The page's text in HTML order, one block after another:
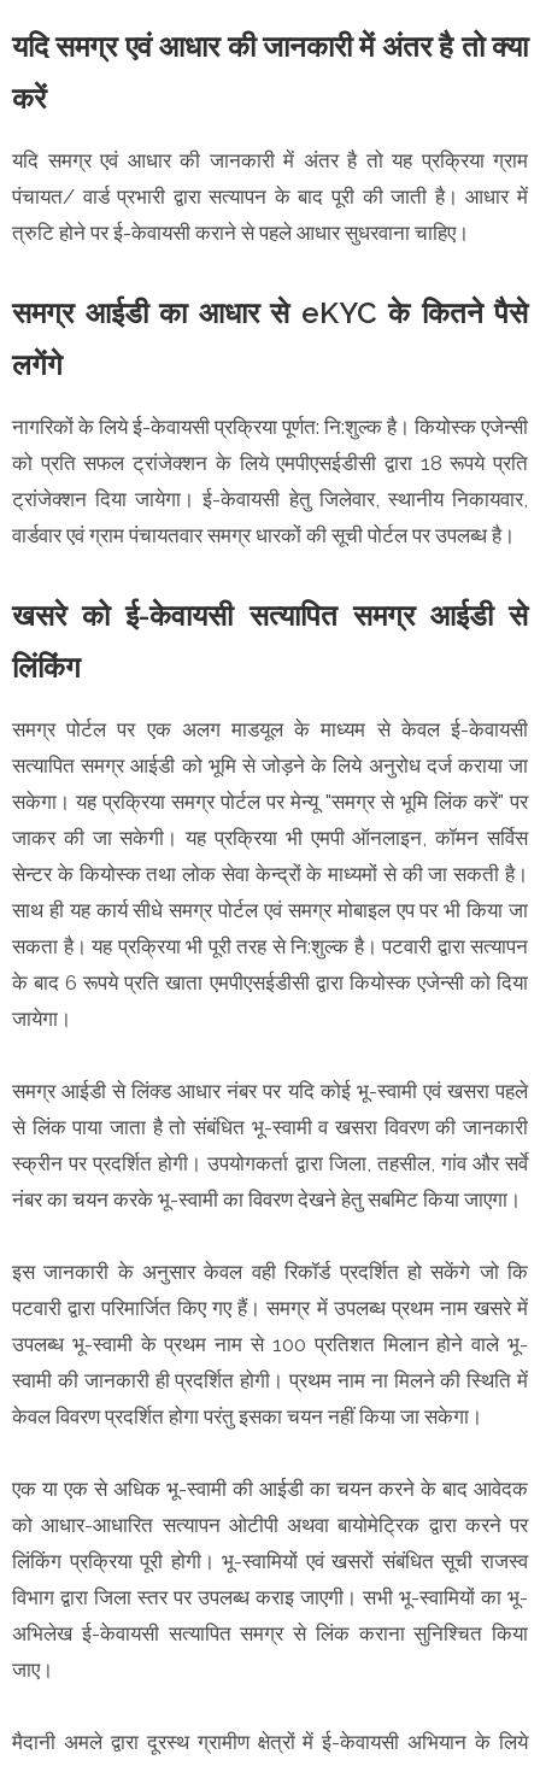
यदि समग्र एवं आधार की जानकारी में अंतर है तो क्या
करें
यदि समग्र एवं आधार की जानकारी में अंतर है तो यह प्रक्रिया ग्राम
पंचायत/ वार्ड प्रभारी द्वारा सत्यापन के बाद पूरी की जाती है। आधार में
त्रुटि होने पर ई-केवायसी कराने से पहले आधार सुधरवाना चाहिए।
समग्र आईडी का आधार से eKYC के कितने पैसे
लगेंगे
नागरिकों के लिये ई-केवायसी प्रक्रिया पूर्णत: नि:शुल्क है। कियोस्क एजेन्सी
को प्रति सफल ट्रांजेक्शन के लिये एमपीएसईडीसी द्वारा 18 रूपये प्रति
ट्रांजेक्शन दिया जायेगा। ई-केवायसी हेतु जिलेवार, स्थानीय निकायवार,
वार्डवार एवं ग्राम पंचायतवार समग्र धारकों की सूची पोर्टल पर उपलब्ध है।
खसरे को ई-केवायसी सत्यापित समग्र आईडी से
लिंकिंग
समग्र पोर्टल पर एक अलग माडयूल के माध्यम से केवल ई-केवायसी
सत्यापित समग्र आईडी को भूमि से जोड़ने के लिये अनुरोध दर्ज कराया जा
सकेगा। यह प्रक्रिया समग्र पोर्टल पर मेन्यू "समग्र से भूमि लिंक करें" पर
जाकर की जा सकेगी। यह प्रक्रिया भी एमपी ऑनलाइन, कॉमन सर्विस
सेन्टर के कियोस्क तथा लोक सेवा केन्द्रों के माध्यमों से की जा सकती है।
साथ ही यह कार्य सीधे समग्र पोर्टल एवं समग्र मोबाइल एप पर भी किया जा
सकता है। यह प्रक्रिया भी पूरी तरह से नि:शुल्क है। पटवारी द्वारा सत्यापन
के बाद 6 रूपये प्रति खाता एमपीएसईडीसी द्वारा कियोस्क एजेन्सी को दिया
जायेगा।
समग्र आईडी से लिंक्ड आधार नंबर पर यदि कोई भू-स्वामी एवं खसरा पहले
से लिंक पाया जाता है तो संबंधित भू-स्वामी व खसरा विवरण की जानकारी
स्क्रीन पर प्रदर्शित होगी। उपयोगकर्ता द्वारा जिला, तहसील, गांव और सर्वे
नंबर का चयन करके भू-स्वामी का विवरण देखने हेतु सबमिट किया जाएगा।
इस जानकारी के अनुसार केवल वही रिकॉर्ड प्रदर्शित हो सकेंगे जो कि
पटवारी द्वारा परिमार्जित किए गए हैं। समग्र में उपलब्ध प्रथम नाम खसरे में
उपलब्ध भू-स्वामी के प्रथम नाम से 100 प्रतिशत मिलान होने वाले भू-
स्वामी की जानकारी ही प्रदर्शित होगी। प्रथम नाम ना मिलने की स्थिति में
केवल विवरण प्रदर्शित होगा परंतु इसका चयन नहीं किया जा सकेगा।
एक या एक से अधिक भू-स्वामी की आईडी का चयन करने के बाद आवेदक
को आधार-आधारित सत्यापन ओटीपी अथवा बायोमेट्रिक द्वारा करने पर
लिंकिंग प्रक्रिया पूरी होगी। भू-स्वामियों एवं खसरों संबंधित सूची राजस्व
विभाग द्वारा जिला स्तर पर उपलब्ध कराइ जाएगी। सभी भू-स्वामियों का भू-
अभिलेख ई-केवायसी सत्यापित समग्र से लिंक कराना सुनिश्चित किया
जाए।
मैदानी अमले द्वारा दूरस्थ ग्रामीण क्षेत्रों में ई-केवायसी अभियान के लिये